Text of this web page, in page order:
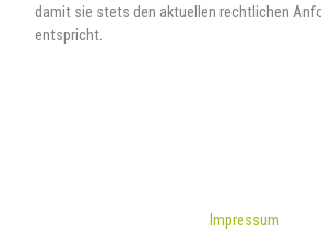
damit sie stets den aktuellen rechtlichen
entspricht.
Impressum